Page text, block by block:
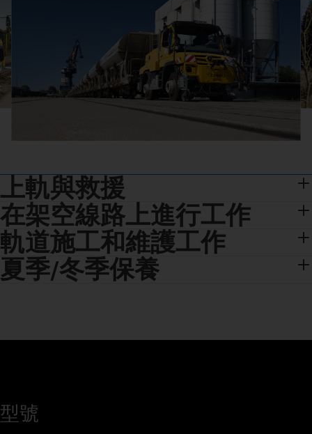
上軌與救援
在架空線路上進行工作
軌道施工和維護工作
夏季/冬季保養
型號